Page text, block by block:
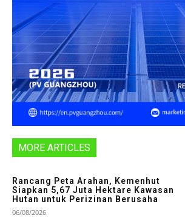
MORE ARTICLES
Rancang Peta Arahan, Kemenhut
Siapkan 5,67 Juta Hektare Kawasan
Hutan untuk Perizinan Berusaha
06/08/2026